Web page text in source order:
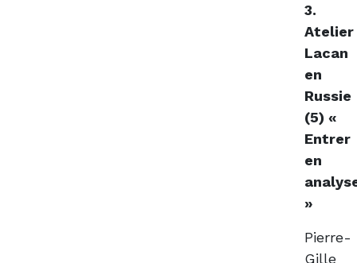
3.
Atelier
Lacan
en
Russie
(5) «
Entrer
en
»
Pierre-
Gille